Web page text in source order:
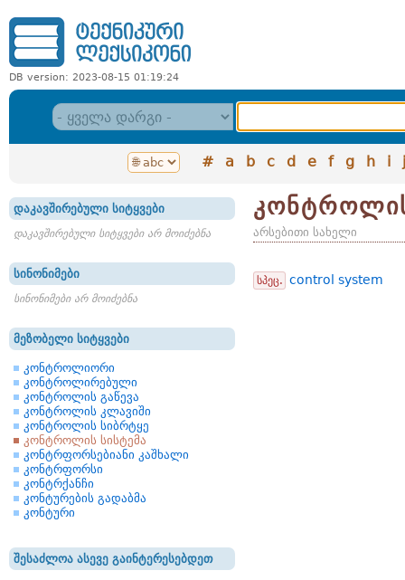
DB version: 2023-08-15 01:19:24
# a b c d e f g h i j
დაკავშირებული სიტყვები
დაკავშირებული სიტყვები არ მოიძებნა
სინონიმები
სინონიმები არ მოიძებნა
მეზობელი სიტყვები
კონტროლიორი
კონტროლირებული
კონტროლის გაწევა
კონტროლის კლავიში
კონტროლის სიბრტყე
კონტროლის სისტემა
კონტრფორსებიანი კაშხალი
კონტრფორსი
კონტრქანჩი
კონტურების გადაბმა
კონტური
შესაძლოა ასევე გაინტერესებდეთ
არსებითი სახელი
სპეც. control system